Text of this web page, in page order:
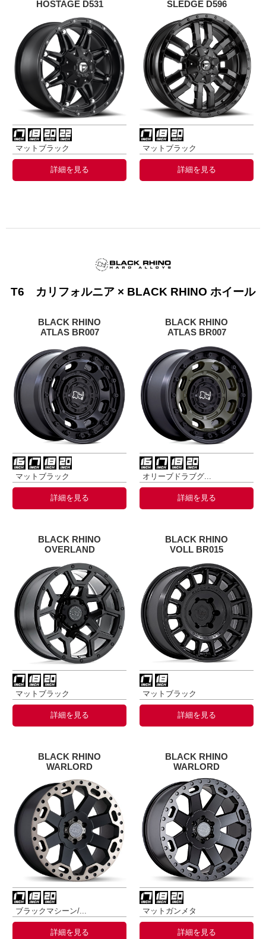
HOSTAGE D531
マットブラック
詳細を見る
SLEDGE D596
マットブラック
詳細を見る
T6 カリフォルニア × BLACK RHINO ホイール
BLACK RHINO
ATLAS BR007
マットブラック
詳細を見る
BLACK RHINO
ATLAS BR007
オリーブドラブグ...
詳細を見る
BLACK RHINO
OVERLAND
マットブラック
詳細を見る
BLACK RHINO
VOLL BR015
マットブラック
詳細を見る
BLACK RHINO
WARLORD
ブラックマシーン/...
詳細を見る
BLACK RHINO
WARLORD
マットガンメタ
詳細を見る